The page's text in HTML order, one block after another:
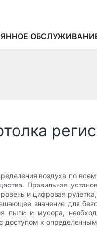
воздуха по
Правильная
и цифровая
значение для
пыли и мусора,
доступом к